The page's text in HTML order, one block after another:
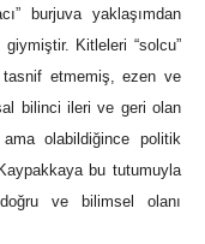
burjuva yaklaşımdan
Kitleleri “solcu”
tasnif etmemiş, ezen ve
bilinci ileri ve geri olan
olabildiğince politik
bu tutumuyla
ve bilimsel olanı